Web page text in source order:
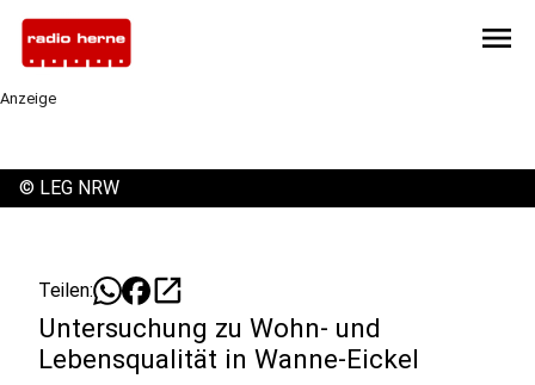
menu
Anzeige
© LEG NRW
Teilen: open_in_new
Untersuchung zu Wohn- und
Lebensqualität in Wanne-Eickel